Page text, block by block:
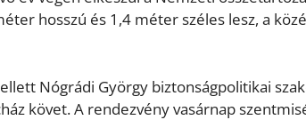
hosszú és 1,4 méter széles lesz, a
Nógrádi György biztonságpolitikai
követ. A rendezvény vasárnap